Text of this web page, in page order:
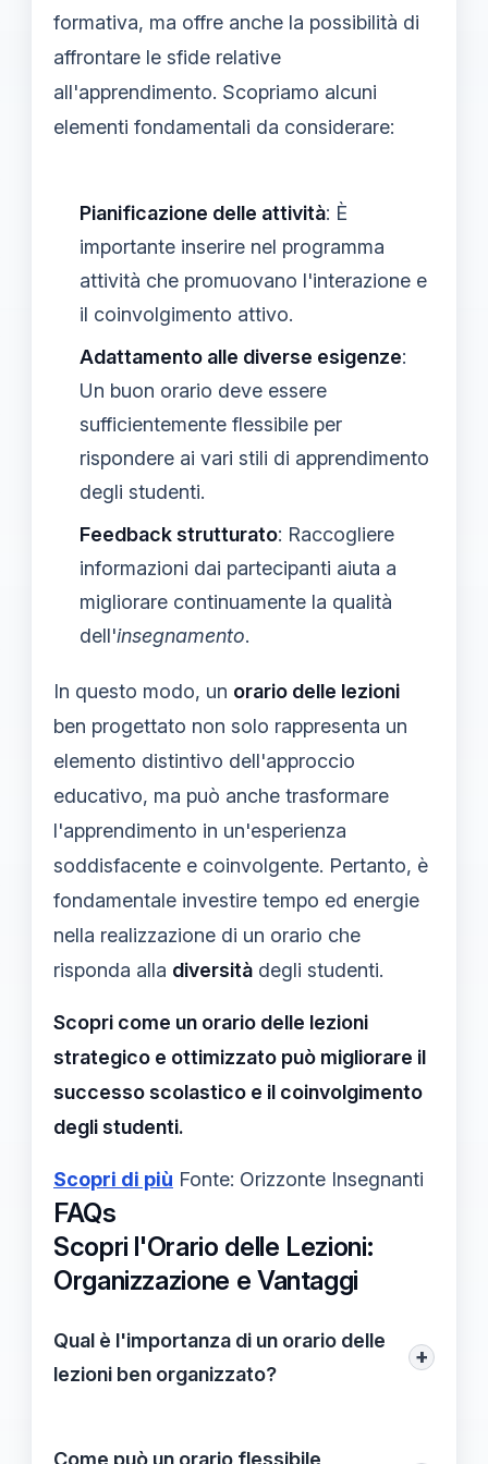
formativa, ma offre anche la possibilità di
affrontare le sfide relative
all'apprendimento. Scopriamo alcuni
elementi fondamentali da considerare:
Pianificazione delle attività: È
importante inserire nel programma
attività che promuovano l'interazione e
il coinvolgimento attivo.
Adattamento alle diverse esigenze:
Un buon orario deve essere
sufficientemente flessibile per
rispondere ai vari stili di apprendimento
degli studenti.
Feedback strutturato: Raccogliere
informazioni dai partecipanti aiuta a
migliorare continuamente la qualità
dell'insegnamento.
In questo modo, un orario delle lezioni
ben progettato non solo rappresenta un
elemento distintivo dell'approccio
educativo, ma può anche trasformare
l'apprendimento in un'esperienza
soddisfacente e coinvolgente. Pertanto, è
fondamentale investire tempo ed energie
nella realizzazione di un orario che
risponda alla diversità degli studenti.
Scopri come un orario delle lezioni
strategico e ottimizzato può migliorare il
successo scolastico e il coinvolgimento
degli studenti.
Scopri di più Fonte: Orizzonte Insegnanti
FAQs
Scopri l'Orario delle Lezioni:
Organizzazione e Vantaggi
Qual è l'importanza di un orario delle
lezioni ben organizzato?
+
pianificazione delle attività didattiche,
Come può un orario flessibile